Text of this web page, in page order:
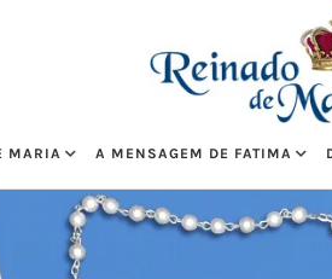
MARIA A MENSAGEM DE FATIMA